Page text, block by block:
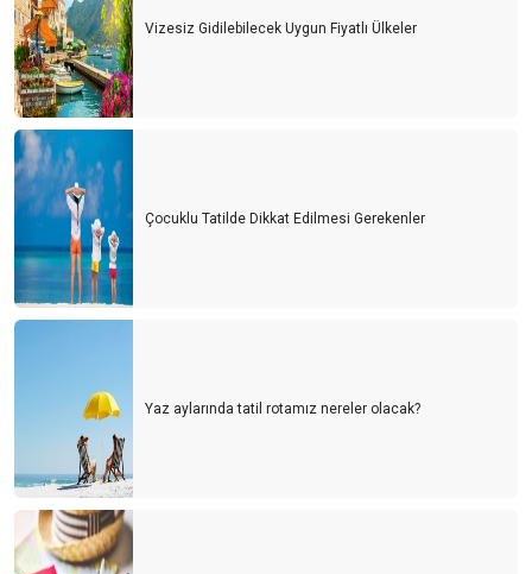
Vizesiz Gidilebilecek Uygun Fiyatlı Ülkeler
Çocuklu Tatilde Dikkat Edilmesi Gerekenler
Yaz aylarında tatil rotamız nereler olacak?